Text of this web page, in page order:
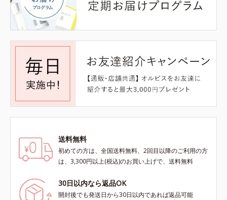
送料無料
初めての方は、全国送料無料、2回目以降のご利用の方
は、3,300円以上(税込)のお買い上げで、送料無料
30日以内なら返品OK
開封後でも発送日から30日以内であれば返品可能